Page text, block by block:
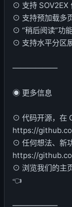
⊙ 支持 SOV2EX
⊙ 支持预加载多
⊙ “稍后阅读”功
⊙ 支持水平分区
――――――
◉ 更多信息
⊙ 代码开源，在
https://
⊙ 任何想法、新
https://
⊙ 浏览我们的主
👈